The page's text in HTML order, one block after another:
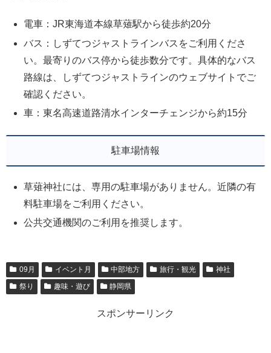
電車：JR東海道本線草薙駅から徒歩約20分
バス：しずてつジャストラインバスをご利用くださ
い。最寄りのバス停から徒歩数分です。具体的なバス
路線は、しずてつジャストラインのウェブサイトでご
確認ください。
車：東名高速道路清水インターチェンジから約15分
駐車場情報
草薙神社には、専用の駐車場がありません。近隣の有
料駐車場をご利用ください。
公共交通機関のご利用を推奨します。
09月 イベント月 中部地方 旅行・観光
神社
祭り
趣味・遊び 静岡県
スポンサーリンク